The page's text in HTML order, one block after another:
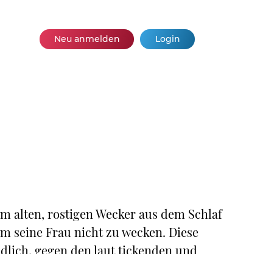
Neu anmelden Login
alten, rostigen Wecker aus dem Schlaf
seine Frau nicht zu wecken. Diese
gegen den laut tickenden und